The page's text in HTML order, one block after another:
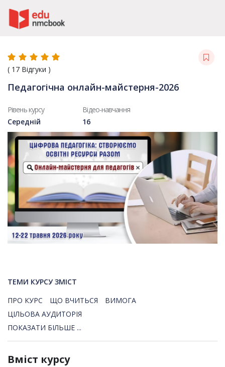
( 17 Відгуки )
Педагогічна онлайн-майстерня-2026
Рівень курсу
Середній
Відео-навчання
16
ТЕМИ КУРСУ ЗМІСТ
ПРО КУРС
ЩО ВЧИТЬСЯ
ВИМОГА
ЦІЛЬОВА АУДИТОРІЯ
ПОКАЗАТИ БІЛЬШЕ ...
Вміст курсу